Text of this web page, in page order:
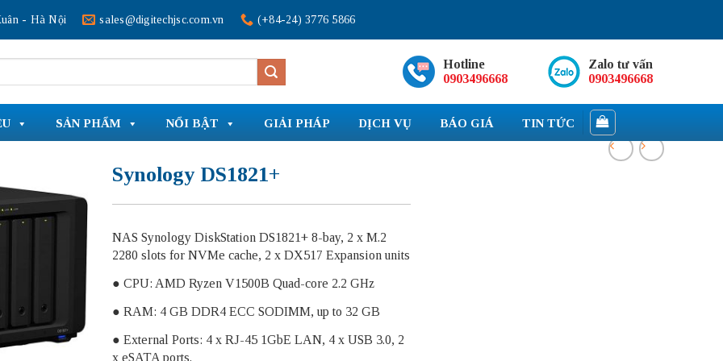
- Hà Nội sales@digitechjsc.com.vn (+84-24) 3776 5866
Hotline
0903496668
Zalo tư vấn
0903496668
SẢN PHẨM NỔI BẬT GIẢI PHÁP DỊCH VỤ BÁO GIÁ TIN TỨC
Synology DS1821+
NAS Synology DiskStation DS1821+ 8-bay, 2 x M.2
2280 slots for NVMe cache, 2 x DX517 Expansion units
● CPU: AMD Ryzen V1500B Quad-core 2.2 GHz
● RAM: 4 GB DDR4 ECC SODIMM, up to 32 GB
● External Ports: 4 x RJ-45 1GbE LAN, 4 x USB 3.0, 2
x eSATA ports.